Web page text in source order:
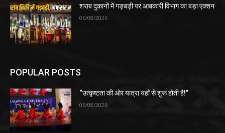
शराब दुकानों में गड़बड़ी पर आबकारी विभाग का बड़ा एक्शन
06/08/2026
POPULAR POSTS
“उत्कृष्टता की ओर यात्रा यहाँ से शुरू होती है!”
06/08/2026